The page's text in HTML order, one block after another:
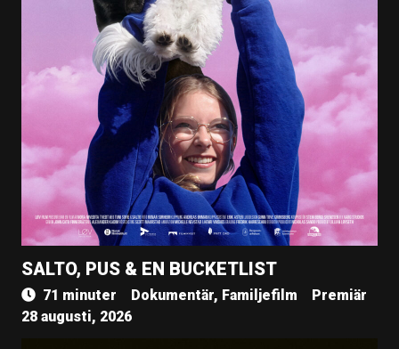
SALTO, PUS & EN BUCKETLIST
71 minuter Dokumentär, Familjefilm
Premiär
28 augusti, 2026